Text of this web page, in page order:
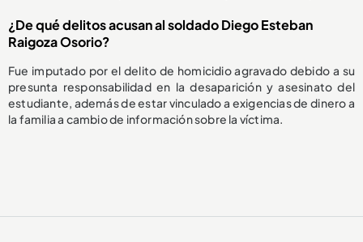
¿De qué delitos acusan al soldado Diego Esteban
Raigoza Osorio?
Fue imputado por el delito de homicidio agravado debido a su
presunta responsabilidad en la desaparición y asesinato del
estudiante, además de estar vinculado a exigencias de dinero a
la familia a cambio de información sobre la víctima.